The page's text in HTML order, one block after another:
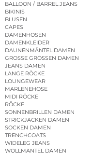
BALLOON / BARREL JEANS
BIKINIS
BLUSEN
CAPES
DAMENHOSEN
DAMENKLEIDER
DAUNENMÄNTEL DAMEN
GROSSE GRÖSSEN DAMEN
JEANS DAMEN
LANGE RÖCKE
LOUNGEWEAR
MARLENEHOSE
MIDI RÖCKE
RÖCKE
SONNENBRILLEN DAMEN
STRICKJACKEN DAMEN
SOCKEN DAMEN
TRENCHCOATS
WIDELEG JEANS
WOLLMÄNTEL DAMEN